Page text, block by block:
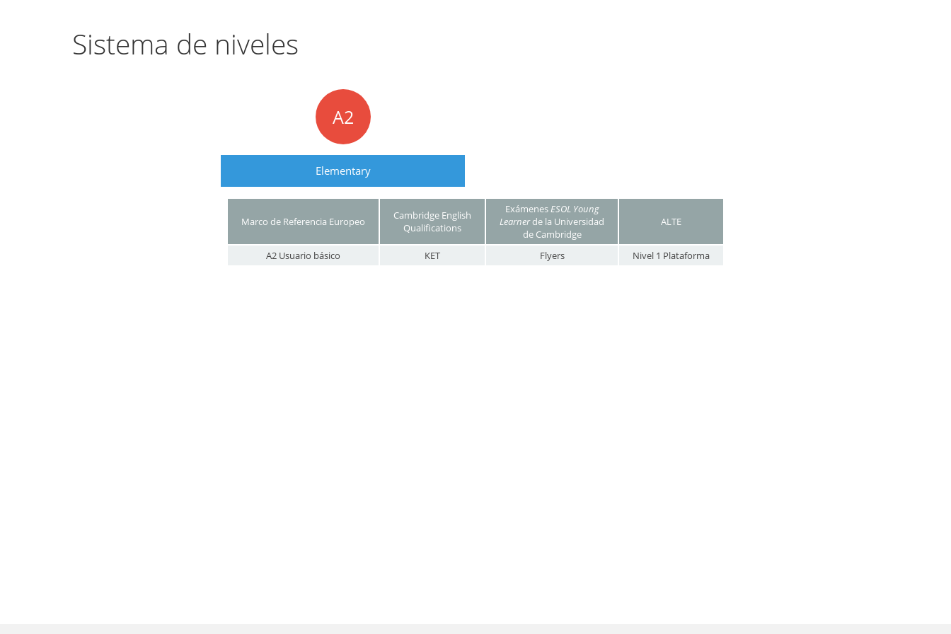
Sistema de niveles
A2
Elementary
Marco de Referencia Europeo
Cambridge English
Qualifications
Exámenes ESOL Young
Learnerde la Universidad
de Cambridge
ALTE
A2 Usuario básico KET Flyers Nivel 1 Plataforma